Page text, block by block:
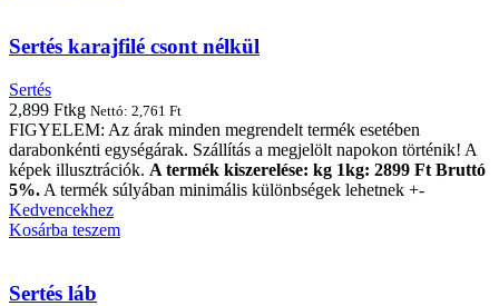
Sertés karajfilé csont nélkül
Sertés
2,899 Ftkg Nettó: 2,761 Ft
FIGYELEM: Az árak minden megrendelt termék esetében
darabonkénti egységárak. Szállítás a megjelölt napokon történik! A
képek illusztrációk. A termék kiszerelése: kg 1kg: 2899 Ft Bruttó
5%. A termék súlyában minimális különbségek lehetnek +-
Kedvencekhez
Kosárba teszem
Sertés láb